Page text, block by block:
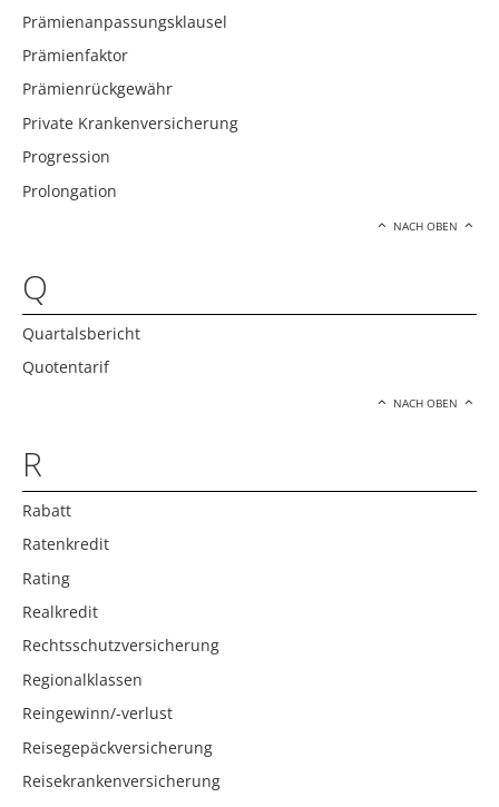
Prämienanpassungsklausel
Prämienfaktor
Prämienrückgewähr
Private Krankenversicherung
Progression
Prolongation
NACH OBEN
Q
Quartalsbericht
Quotentarif
NACH OBEN
R
Rabatt
Ratenkredit
Rating
Realkredit
Rechtsschutzversicherung
Regionalklassen
Reingewinn/-verlust
Reisegepäckversicherung
Reisekrankenversicherung